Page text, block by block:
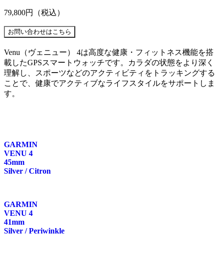
79,800円 （税込）
Venu（ヴェニュー） 4は高度な健康・フィットネス機能を搭
載したGPSスマートウォッチです。カラダの状態をより深く
理解し、スポーツなどのアクティビティをトラッキングする
ことで、健康でアクティブなライフスタイルをサポートしま
す。
GARMIN
VENU 4
45mm
Silver / Citron
GARMIN
VENU 4
41mm
Silver / Periwinkle